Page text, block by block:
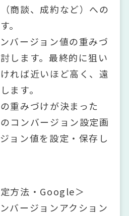
商談、成約など）への
。
バージョン値の重みづ
します。最終的に狙い
れば近いほど高く、遠
ます。
重みづけが決まった
コンバージョン設定画
ョン値を設定・保存し
方法・Google＞
バージョンアクション